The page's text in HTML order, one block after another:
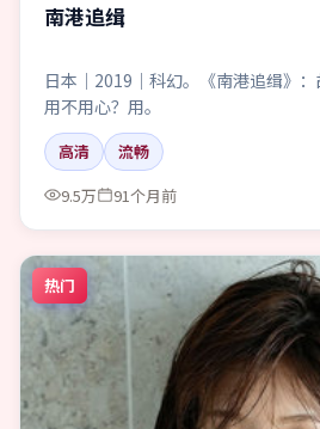
南港追缉
日本｜2019｜科幻。《南港追缉》
用不用心？用。
高清
流畅
9.5万
91个月前
热门